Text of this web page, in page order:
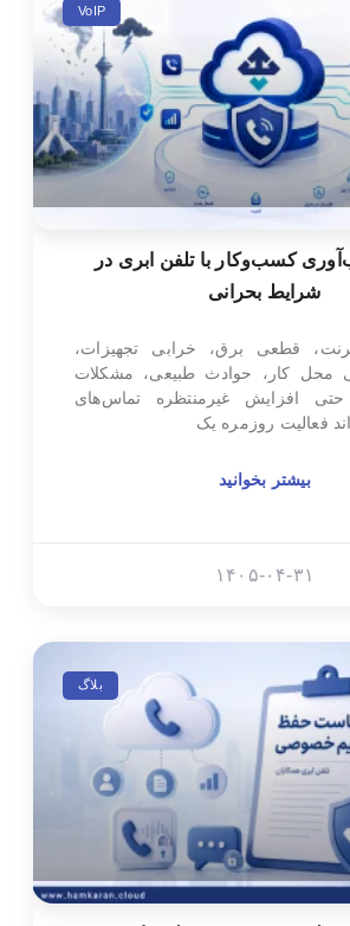
VoIP
کسب‌وکار با تلفن ابری در
شرایط بحرانی
قطعی برق، خرابی تجهیزات،
محل کار، حوادث طبیعی، مشکلات
افزایش غیرمنتظره تماس‌های
فعالیت روزمره یک
بیشتر بخوانید
۱۴۰۵-۰۴-۳۱
بلاگ